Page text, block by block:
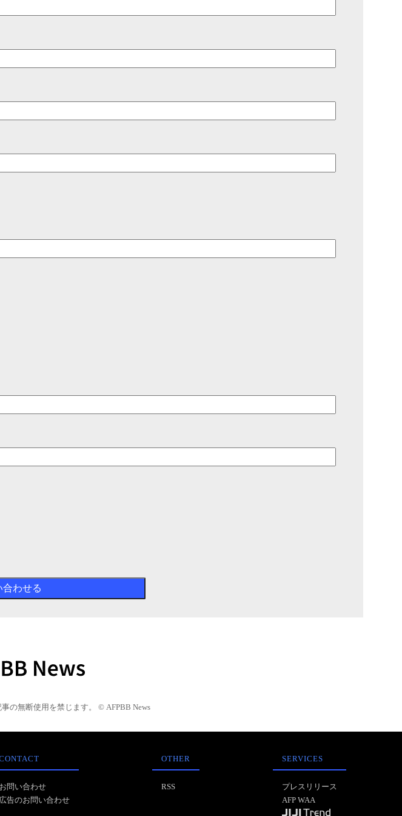
の無断使用を禁じます。 © AFPBB News
お問い合わせ
広告のお問い合わせ
OTHER
RSS
SERVICES
プレスリリース
AFP WAA